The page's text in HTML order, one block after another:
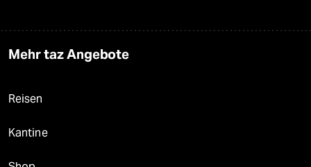
Mehr taz Angebote
Reisen
Kantine